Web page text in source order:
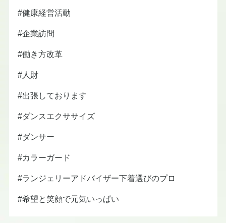
#健康経営活動
#企業訪問
#働き方改革
#人財
#出張しております
#ダンスエクササイズ
#ダンサー
#カラーガード
#ランジェリーアドバイザー下着選びのプロ
#希望と笑顔で元気いっぱい